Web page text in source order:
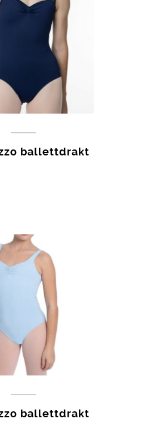
ballettdrakt
ballettdrakt